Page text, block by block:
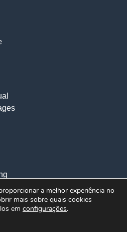
a melhor experiência no
mais sobre quais cookies
em configurações.